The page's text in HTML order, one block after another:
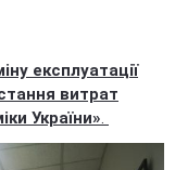
експлуатації
витрат
України»